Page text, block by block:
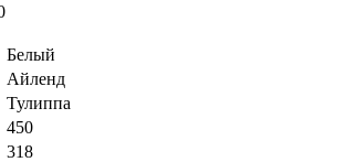
Белый
Айленд
Тулиппа
450
318